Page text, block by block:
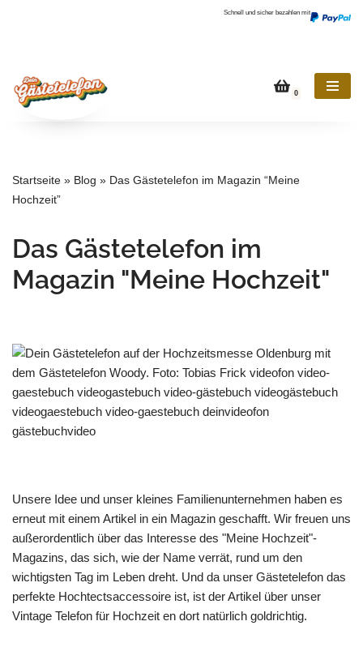
springen
Schnell und sicher bezahlen mit
0
Startseite » Blog » Das Gästetelefon im Magazin “Meine
Hochzeit”
Das Gästetelefon im
Magazin "Meine Hochzeit"
Unsere Idee und unser kleines Familienunternehmen haben es
erneut mit einem Artikel in ein Magazin geschafft. Wir freuen uns
außerordentlich über das Interesse des "Meine Hochzeit"-
Magazins, das sich, wie der Name verrät, rund um den
wichtigsten Tag im Leben dreht. Und da unser Gästetelefon das
perfekte Hochtectsaccessoire ist, ist der Artikel über unser
Vintage Telefon für Hochzeit en dort natürlich goldrichtig.